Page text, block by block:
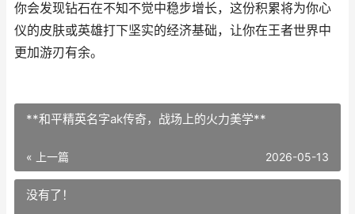
你会发现钻石在不知不觉中稳步增长，这份积累将为你心
仪的皮肤或英雄打下坚实的经济基础，让你在王者世界中
更加游刃有余。
**和平精英名字ak传奇，战场上的火力美学**
« 上一篇 2026-05-13
没有了！